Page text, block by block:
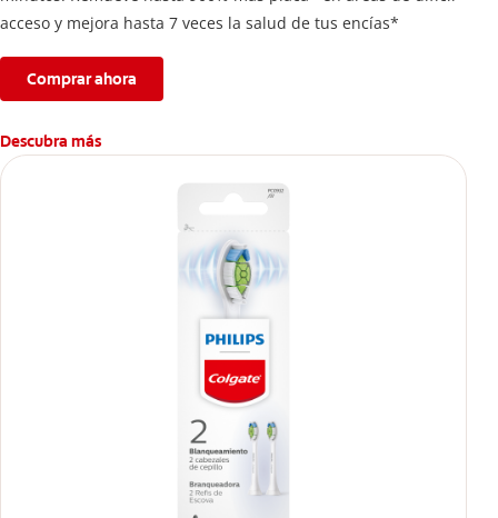
acceso y mejora hasta 7 veces la salud de tus encías*
Comprar ahora
Descubra más